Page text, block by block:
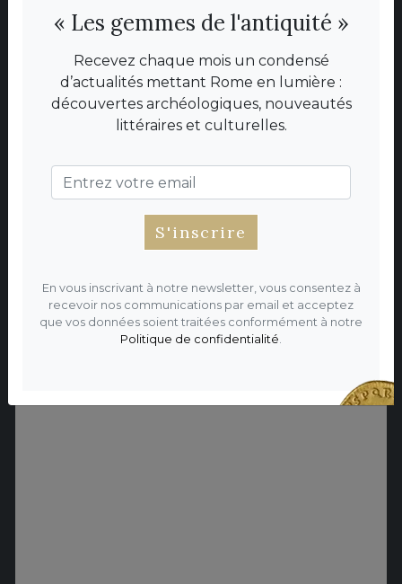
Ils ont un jour régné sur l'empire
DÉCOUVREZ
D'AUTRES
EMPEREURS
ROMAINS
« Les gemmes de l'antiquité »
Recevez chaque mois un condensé
d’actualités mettant Rome en lumière :
découvertes archéologiques, nouveautés
littéraires et culturelles.
S'inscrire
En vous inscrivant à notre newsletter, vous consentez à
recevoir nos communications par email et acceptez
que vos données soient traitées conformément à notre
Politique de confidentialité.